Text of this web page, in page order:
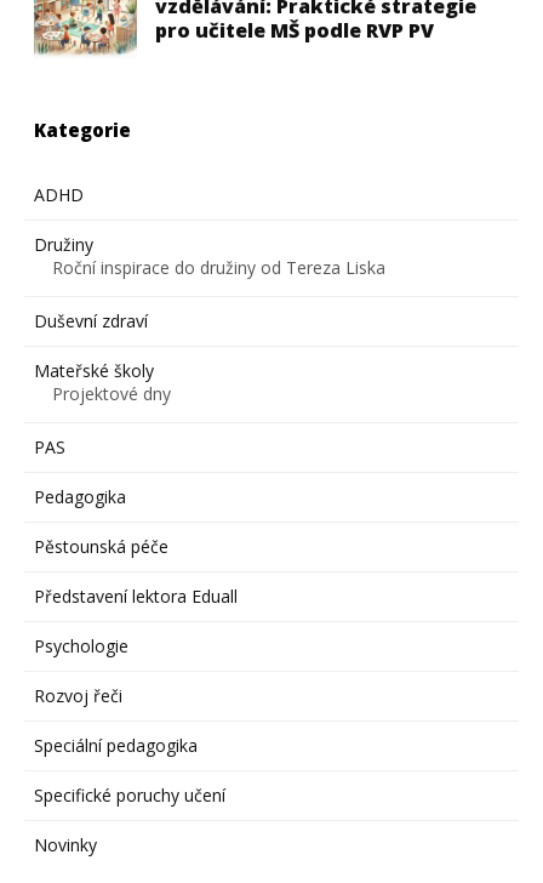
vzdělávání: Praktické strategie
pro učitele MŠ podle RVP PV
Kategorie
ADHD
Družiny
Roční inspirace do družiny od Tereza Liska
Duševní zdraví
Mateřské školy
Projektové dny
PAS
Pedagogika
Pěstounská péče
Představení lektora Eduall
Psychologie
Rozvoj řeči
Speciální pedagogika
Specifické poruchy učení
Novinky